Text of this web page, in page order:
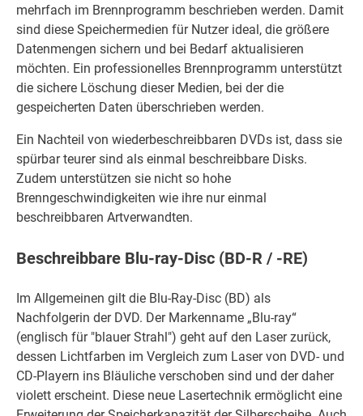
mehrfach im Brennprogramm beschrieben werden. Damit
sind diese Speichermedien für Nutzer ideal, die größere
Datenmengen sichern und bei Bedarf aktualisieren
möchten. Ein professionelles Brennprogramm unterstützt
die sichere Löschung dieser Medien, bei der die
gespeicherten Daten überschrieben werden.
Ein Nachteil von wiederbeschreibbaren DVDs ist, dass sie
spürbar teurer sind als einmal beschreibbare Disks.
Zudem unterstützen sie nicht so hohe
Brenngeschwindigkeiten wie ihre nur einmal
beschreibbaren Artverwandten.
Beschreibbare Blu-ray-Disc (BD-R / -RE)
Im Allgemeinen gilt die Blu-Ray-Disc (BD) als
Nachfolgerin der DVD. Der Markenname „Blu-ray“
(englisch für "blauer Strahl") geht auf den Laser zurück,
dessen Lichtfarben im Vergleich zum Laser von DVD- und
CD-Playern ins Bläuliche verschoben sind und der daher
violett erscheint. Diese neue Lasertechnik ermöglicht eine